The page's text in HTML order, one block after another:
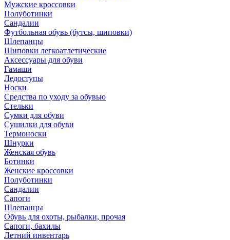
Мужские кроссовки
Полуботинки
Сандалии
Футбольная обувь (бутсы, шиповки)
Шлепанцы
Шиповки легкоатлетические
Аксессуары для обуви
Гамаши
Ледоступы
Носки
Средства по уходу за обувью
Стельки
Сумки для обуви
Сушилки для обуви
Термоноски
Шнурки
Женская обувь
Ботинки
Женские кроссовки
Полуботинки
Сандалии
Сапоги
Шлепанцы
Обувь для охоты, рыбалки, прочая
Сапоги, бахилы
Летний инвентарь